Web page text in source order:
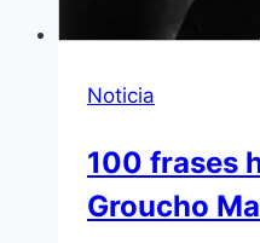
Noticia
100 frases
Groucho